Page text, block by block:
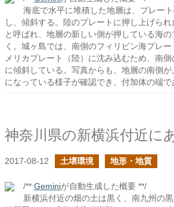
海底で水平に堆積した地層は、プレー
し、傾斜する。陸のプレートに押し上げられ
と呼ばれ、地層の新しい側が押している海
く。城ヶ島では、南側のフィリピン海プレ
メリカプレート（陸）に沈み込むため、南
に傾斜している。写真からも、地層の南側が
になっている様子が確認でき、付加体の端で
神奈川県の新横浜付近に
2017-08-12 土壌環境 地形・地質
/** Geminiが自動生成した概要 **/
新横浜付近の畑の土は黒く、南九州の黒